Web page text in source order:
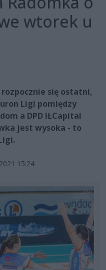
wtorek u
się ostatni,
Ligi pomiędzy
a DPD IŁCapital
jest wysoka - to
15:24